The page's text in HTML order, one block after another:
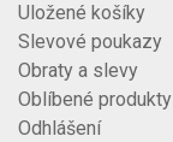
Uložené košíky
Slevové poukazy
Obraty a slevy
Oblíbené produkty
Odhlášení